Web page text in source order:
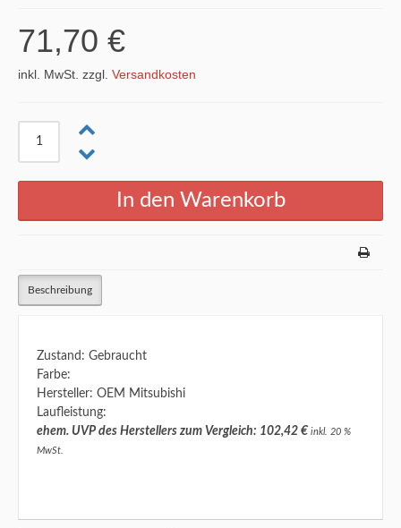
71,70 €
inkl. MwSt. zzgl. Versandkosten
Beschreibung
Zustand: Gebraucht
Farbe:
Hersteller: OEM Mitsubishi
Laufleistung:
ehem. UVP des Herstellers zum Vergleich: 102,42 € inkl. 20 %
MwSt.